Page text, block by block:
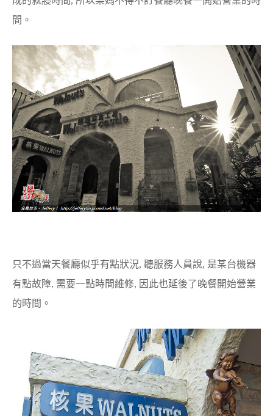
間。
只不過當天餐廳似乎有點狀況, 聽服務人員說, 是某台機器
有點故障, 需要一點時間維修, 因此也延後了晚餐開始營業
的時間。